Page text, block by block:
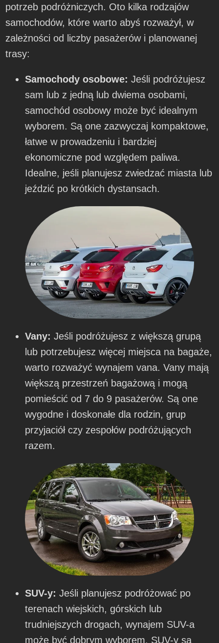
potrzeb podróżniczych. Oto kilka rodzajów
samochodów, które warto abyś rozważył, w
zależności od liczby pasażerów i planowanej
trasy:
Samochody osobowe: Jeśli podróżujesz
sam lub z jedną lub dwiema osobami,
samochód osobowy może być idealnym
wyborem. Są one zazwyczaj kompaktowe,
łatwe w prowadzeniu i bardziej
ekonomiczne pod względem paliwa.
Idealne, jeśli planujesz zwiedzać miasta lub
jeździć po krótkich dystansach.
Vany:Jeśli podróżujesz z większą grupą
lub potrzebujesz więcej miejsca na bagaże,
warto rozważyć wynajem vana. Vany mają
większą przestrzeń bagażową i mogą
pomieścić od 7 do 9 pasażerów. Są one
wygodne i doskonałe dla rodzin, grup
przyjaciół czy zespołów podróżujących
razem.
SUV-y: Jeśli planujesz podróżować po
terenach wiejskich, górskich lub
trudniejszych drogach, wynajem SUV-a
może być dobrym wyborem. SUV-y są